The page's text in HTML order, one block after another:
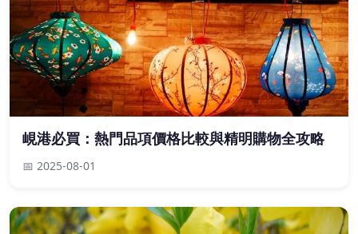
峴港必買：熱門品項價格比較與精明購物全攻略
📅 2025-08-01